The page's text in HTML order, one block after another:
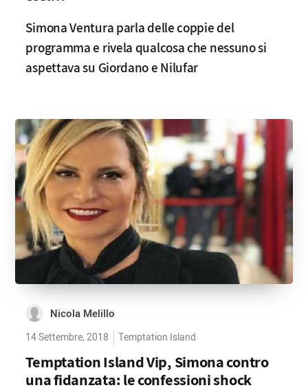
Simona Ventura parla delle coppie del
programma e rivela qualcosa che nessuno si
aspettava su Giordano e Nilufar
Nicola Melillo
14 Settembre, 2018 Temptation Island
Temptation Island Vip, Simona contro
una fidanzata: le confessioni shock